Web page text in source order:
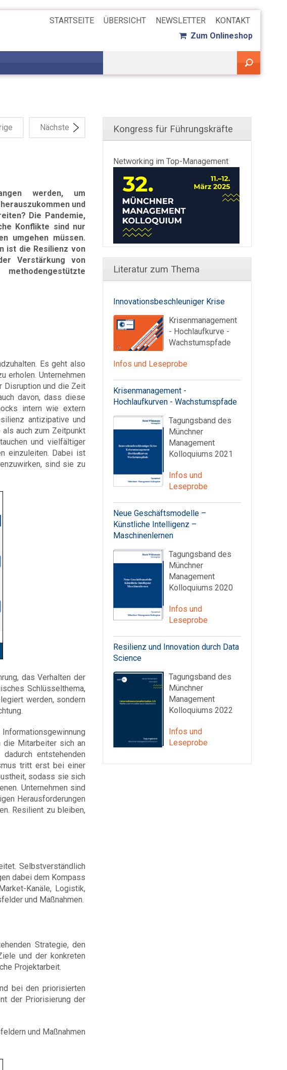
STARTSEITE ÜBERSICHT NEWSLETTER
KONTAKT
Zum Onlineshop
Nächste
werden, um
und
Die Pandemie,
Konflikte sind nur
umgehen müssen.
ist die Resilienz von
Verstärkung von
Es geht also
erholen. Unternehmen
Disruption und die Zeit
davon, dass diese
intern wie extern
antizipative und
auch zum Zeitpunkt
und vielfältiger
einzuleiten. Dabei ist
sind sie zu
das Verhalten der
Schlüsselthema,
werden, sondern
die Mitarbeiter sich an
entstehenden
tritt erst bei einer
sodass sie sich
Unternehmen sind
Herausforderungen
Resilient zu bleiben,
Selbstverständlich
dabei dem Kompass
Kanäle, Logistik,
und Maßnahmen.
Strategie, den
und der konkreten
Projektarbeit.
bei den priorisierten
der Priorisierung der
und Maßnahmen
Kongress für Führungskräfte
Networking im Top-Management
Literatur zum Thema
Innovationsbeschleuniger Krise
Krisenmanagement
- Hochlaufkurve -
Wachstumspfade
Infos und Leseprobe
Krisenmanagement -
Hochlaufkurven - Wachstumspfade
Tagungsband des
Münchner
Management
Kolloquiums 2021
Infos und
Leseprobe
Neue Geschäftsmodelle –
Künstliche Intelligenz –
Maschinenlernen
Tagungsband des
Münchner
Management
Kolloquiums 2020
Infos und
Leseprobe
Resilienz und Innovation durch Data
Science
Tagungsband des
Münchner
Management
Kolloquiums 2022
Infos und
Leseprobe